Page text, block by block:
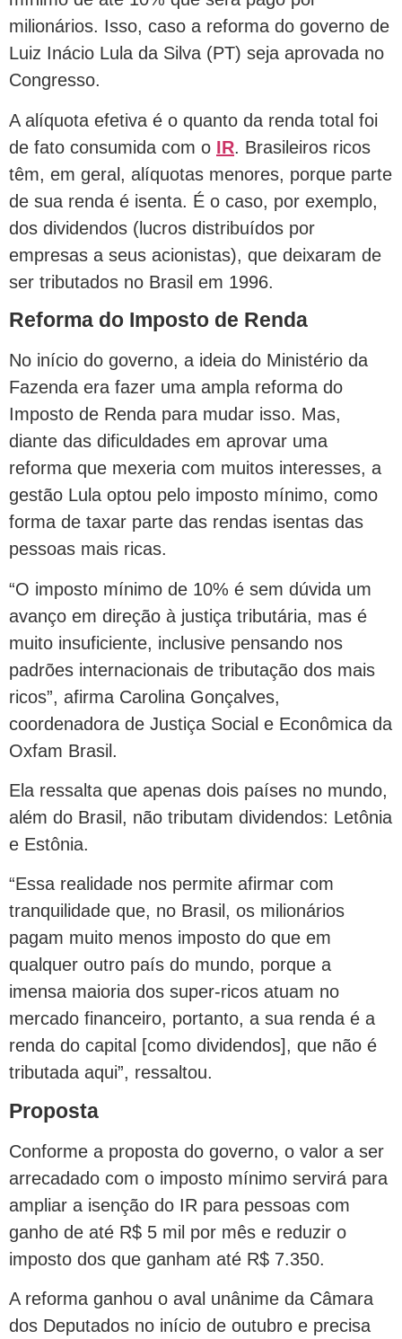
milionários. Isso, caso a reforma do governo de
Luiz Inácio Lula da Silva (PT) seja aprovada no
Congresso.
A alíquota efetiva é o quanto da renda total foi
de fato consumida com o IR. Brasileiros ricos
têm, em geral, alíquotas menores, porque parte
de sua renda é isenta. É o caso, por exemplo,
dos dividendos (lucros distribuídos por
empresas a seus acionistas), que deixaram de
ser tributados no Brasil em 1996.
Reforma do Imposto de Renda
No início do governo, a ideia do Ministério da
Fazenda era fazer uma ampla reforma do
Imposto de Renda para mudar isso. Mas,
diante das dificuldades em aprovar uma
reforma que mexeria com muitos interesses, a
gestão Lula optou pelo imposto mínimo, como
forma de taxar parte das rendas isentas das
pessoas mais ricas.
“O imposto mínimo de 10% é sem dúvida um
avanço em direção à justiça tributária, mas é
muito insuficiente, inclusive pensando nos
padrões internacionais de tributação dos mais
ricos”, afirma Carolina Gonçalves,
coordenadora de Justiça Social e Econômica da
Oxfam Brasil.
Ela ressalta que apenas dois países no mundo,
além do Brasil, não tributam dividendos: Letônia
e Estônia.
“Essa realidade nos permite afirmar com
tranquilidade que, no Brasil, os milionários
pagam muito menos imposto do que em
qualquer outro país do mundo, porque a
imensa maioria dos super-ricos atuam no
mercado financeiro, portanto, a sua renda é a
renda do capital [como dividendos], que não é
tributada aqui”, ressaltou.
Proposta
Conforme a proposta do governo, o valor a ser
arrecadado com o imposto mínimo servirá para
ampliar a isenção do IR para pessoas com
ganho de até R$ 5 mil por mês e reduzir o
imposto dos que ganham até R$ 7.350.
A reforma ganhou o aval unânime da Câmara
dos Deputados no início de outubro e precisa